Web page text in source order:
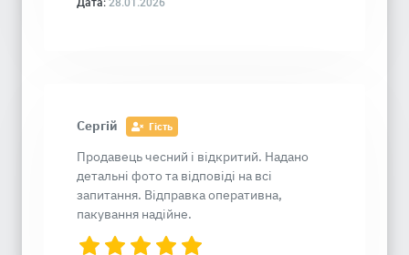
Дата: 28.01.2026
Сергій Гість
Продавець чесний і відкритий. Надано
детальні фото та відповіді на всі
запитання. Відправка оперативна,
пакування надійне.